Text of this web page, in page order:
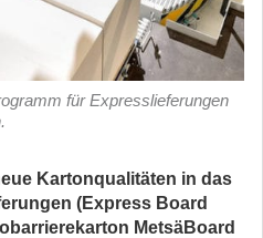
für Expresslieferungen
Kartonqualitäten in das
(Express Board
MetsäBoard